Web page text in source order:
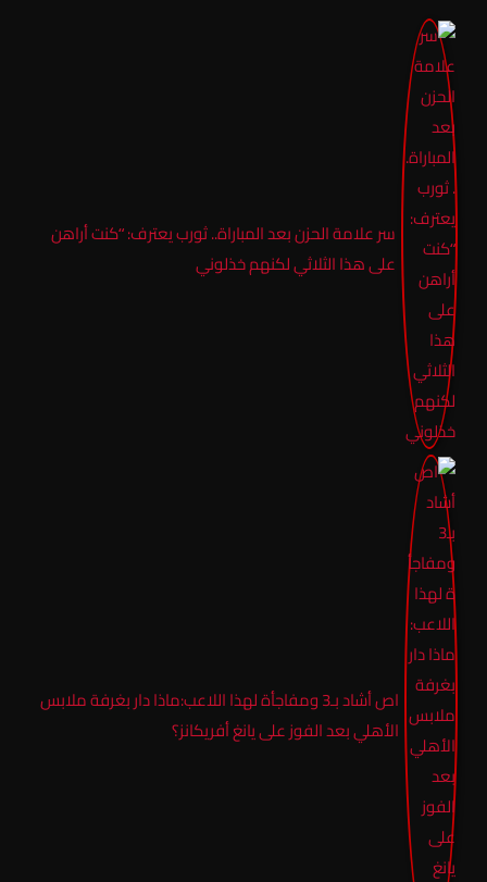
سر علامة الحزن بعد المباراة.. ثورب يعترف: “كنت أراهن
على هذا الثلاثي لكنهم خذلوني
اص أشاد بـ3 ومفاجأة لهذا اللاعب:ماذا دار بغرفة ملابس
الأهلي بعد الفوز على يانغ أفريكانز؟